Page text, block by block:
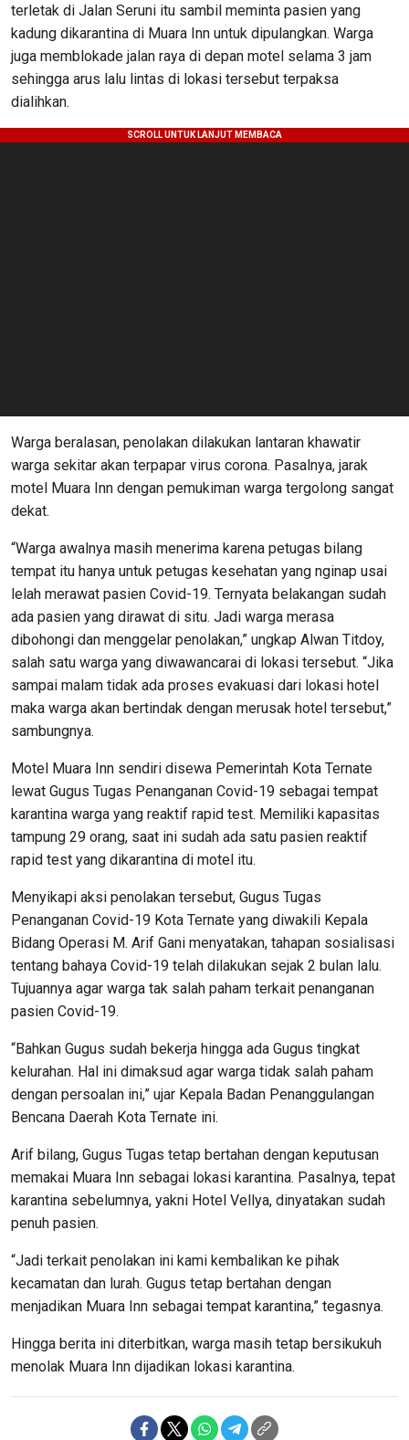
terletak di Jalan Seruni itu sambil meminta pasien yang
kadung dikarantina di Muara Inn untuk dipulangkan. Warga
juga memblokade jalan raya di depan motel selama 3 jam
sehingga arus lalu lintas di lokasi tersebut terpaksa
dialihkan.
Warga beralasan, penolakan dilakukan lantaran khawatir
warga sekitar akan terpapar virus corona. Pasalnya, jarak
motel Muara Inn dengan pemukiman warga tergolong sangat
dekat.
“Warga awalnya masih menerima karena petugas bilang
tempat itu hanya untuk petugas kesehatan yang nginap usai
lelah merawat pasien Covid-19. Ternyata belakangan sudah
ada pasien yang dirawat di situ. Jadi warga merasa
dibohongi dan menggelar penolakan,” ungkap Alwan Titdoy,
salah satu warga yang diwawancarai di lokasi tersebut. “Jika
sampai malam tidak ada proses evakuasi dari lokasi hotel
maka warga akan bertindak dengan merusak hotel tersebut,”
sambungnya.
Motel Muara Inn sendiri disewa Pemerintah Kota Ternate
lewat Gugus Tugas Penanganan Covid-19 sebagai tempat
karantina warga yang reaktif rapid test. Memiliki kapasitas
tampung 29 orang, saat ini sudah ada satu pasien reaktif
rapid test yang dikarantina di motel itu.
Menyikapi aksi penolakan tersebut, Gugus Tugas
Penanganan Covid-19 Kota Ternate yang diwakili Kepala
Bidang Operasi M. Arif Gani menyatakan, tahapan sosialisasi
tentang bahaya Covid-19 telah dilakukan sejak 2 bulan lalu.
Tujuannya agar warga tak salah paham terkait penanganan
pasien Covid-19.
“Bahkan Gugus sudah bekerja hingga ada Gugus tingkat
kelurahan. Hal ini dimaksud agar warga tidak salah paham
dengan persoalan ini,” ujar Kepala Badan Penanggulangan
Bencana Daerah Kota Ternate ini.
Arif bilang, Gugus Tugas tetap bertahan dengan keputusan
memakai Muara Inn sebagai lokasi karantina. Pasalnya, tepat
karantina sebelumnya, yakni Hotel Vellya, dinyatakan sudah
penuh pasien.
“Jadi terkait penolakan ini kami kembalikan ke pihak
kecamatan dan lurah. Gugus tetap bertahan dengan
menjadikan Muara Inn sebagai tempat karantina,” tegasnya.
Hingga berita ini diterbitkan, warga masih tetap bersikukuh
menolak Muara Inn dijadikan lokasi karantina.